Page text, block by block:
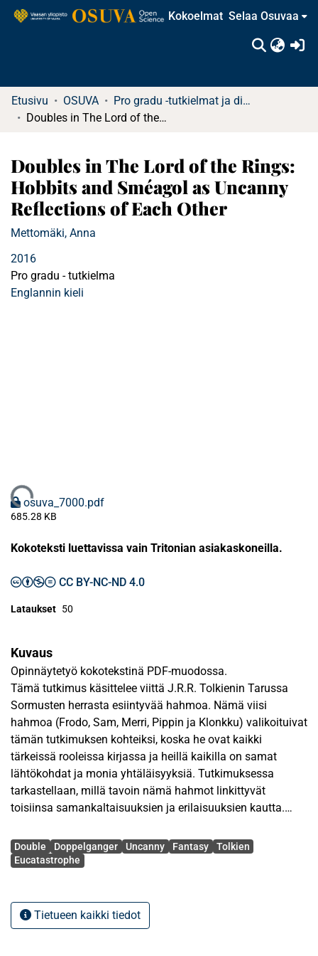
Kokoelmat Selaa Osuvaa
Etusivu OSUVA
Pro gradu -tutkielmat ja diplomityöt (rajattu saatavuus)
Doubles in The Lord of the Rings: Hobbits and Sméagol as Uncanny Reflections of Each Other
Doubles in The Lord of the Rings:
Hobbits and Sméagol as Uncanny
Reflections of Each Other
Mettomäki, Anna
2016
Pro gradu - tutkielma
Englannin kieli
Ladataan...osuva_7000.pdf
685.28 KB
Kokoteksti luettavissa vain Tritonian asiakaskoneilla.
CC BY-NC-ND 4.0
Lataukset 50
Kuvaus
Opinnäytetyö kokotekstinä PDF-muodossa.
Tämä tutkimus käsittelee viittä J.R.R. Tolkienin Tarussa
Sormusten herrasta esiintyvää hahmoa. Nämä viisi
hahmoa (Frodo, Sam, Merri, Pippin ja Klonkku) valikoituivat
tämän tutkimuksen kohteiksi, koska he ovat kaikki
tärkeissä rooleissa kirjassa ja heillä kaikilla on samat
lähtökohdat ja monia yhtäläisyyksiä. Tutkimuksessa
tarkastellaan, millä tavoin nämä hahmot linkittyvät
toisiinsa samankaltaisuuksien ja erilaisuuksien kautta.
Tutkimus hyödyntää teorioita fantasiasta genrenä,
Sigmund Freudin käsitettä ‘uncanny’ sekä teoriaa
avaa muutamia avainkonsepteja Tolkienin teoksen
taustalla vaikuttavista ajatuksista. ‘Uncanny’ puolestaan
Avainsanat
Double Doppelganger Uncanny Fantasy
Tolkien
Eucatastrophe
Tietueen kaikki tiedot